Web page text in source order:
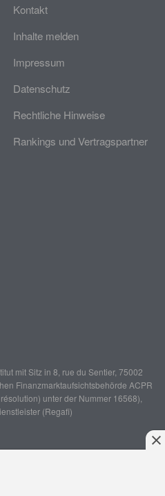
Kontakt
Inhalte melden
Impressum
Datenschutz
Rechtliche Hinweise
Rankings und Vertragspartner
mit Sitz in 8, rue du Sentier, 75002
Finanzmarktaufsichtsbehörde ACPR
unter der Nummer 16568),
(Regafi)